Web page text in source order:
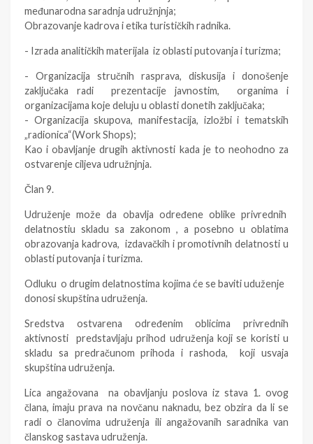
međunarodna saradnja udružnjnja;
Obrazovanje kadrova i etika turističkih radnika.
- Izrada analitičkih materijala iz oblasti putovanja i turizma;
- Organizacija stručnih rasprava, diskusija i donošenje
zaključaka radi prezentacije javnostim, organima i
organizacijama koje deluju u oblasti donetih zaključaka;
- Organizacija skupova, manifestacija, izložbi i tematskih
„radionica“(Work Shops);
Kao i obavljanje drugih aktivnosti kada je to neohodno za
ostvarenje ciljeva udružnjnja.
Član 9.
Udruženje može da obavlja određene oblike privrednih
delatnostiu skladu sa zakonom , a posebno u oblatima
obrazovanja kadrova, izdavačkih i promotivnih delatnosti u
oblasti putovanja i turizma.
Odluku o drugim delatnostima kojima će se baviti uduženje
donosi skupština udruženja.
Sredstva ostvarena određenim oblicima privrednih
aktivnosti predstavljaju prihod udruženja koji se koristi u
skladu sa predračunom prihoda i rashoda, koji usvaja
skupština udruženja.
Lica angažovana na obavljanju poslova iz stava 1. ovog
člana, imaju prava na novčanu naknadu, bez obzira da li se
radi o članovima udruženja ili angažovanih saradnika van
članskog sastava udruženja.